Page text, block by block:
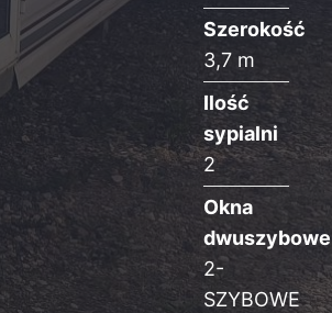
Szerokość
3,7 m
Ilość
sypialni
2
Okna
dwuszybowe
2-
SZYBOWE